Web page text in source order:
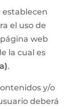
establecen
el uso de
web
la cual es
.
y/o
deberá